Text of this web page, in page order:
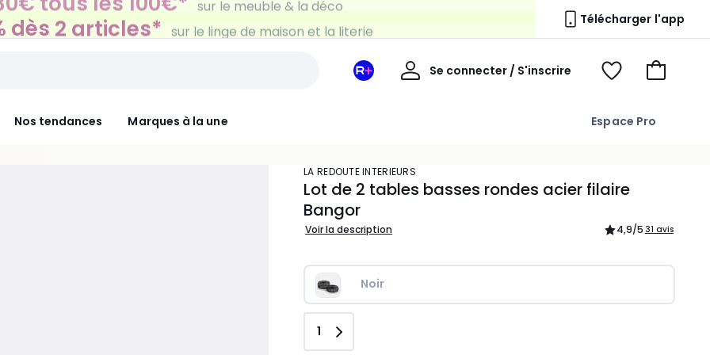
dès 2 articles* Télécharger l'app
Nos tendances Marques à la une Espace Pro
Mon
Se connecter / S'inscrire
Mon
Voir
Voir
LA REDOUTE INTERIEURS
Lot de 2 tables basses rondes acier filaire
Bangor
Voir la description 4,9/5 31 avis
Noir
Quantité
1